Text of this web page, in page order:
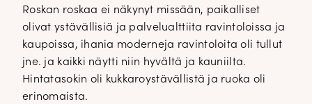
Roskan roskaa ei näkynyt missään, paikalliset
olivat ystävällisiä ja palvelualttiita ravintoloissa ja
kaupoissa, ihania moderneja ravintoloita oli tullut
jne. ja kaikki näytti niin hyvältä ja kauniilta.
Hintatasokin oli kukkaroystävällistä ja ruoka oli
erinomaista.